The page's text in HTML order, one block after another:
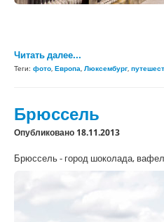
Читать далее...
Теги: фото, Европа, Люксембург,
Брюссель
Опубликовано 18.11.2013
Брюссель - город шоколада,